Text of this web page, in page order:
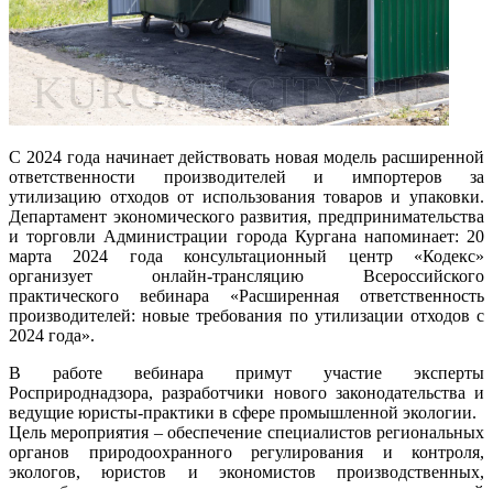
С 2024 года начинает действовать новая модель расширенной
ответственности производителей и импортеров за
утилизацию отходов от использования товаров и упаковки.
Департамент экономического развития, предпринимательства
и торговли Администрации города Кургана напоминает: 20
марта 2024 года консультационный центр «Кодекс»
организует онлайн-трансляцию Всероссийского
практического вебинара «Расширенная ответственность
производителей: новые требования по утилизации отходов с
2024 года».
В работе вебинара примут участие эксперты
Росприроднадзора, разработчики нового законодательства и
ведущие юристы-практики в сфере промышленной экологии.
Цель мероприятия – обеспечение специалистов региональных
органов природоохранного регулирования и контроля,
экологов, юристов и экономистов производственных,